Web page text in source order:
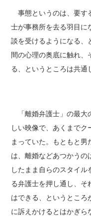
事態というのは、要す
士が事務所を去る羽目に
談を受けるようになる、
間の心理の奥底に触れ
る、というところは共通
「離婚弁護士」の最大
しい映像で、あくまで
まっていた。もともと
は、離婚などあつかうの
したまま自らのスタイ
る弁護士を押し通し、そ
はできる、というとこ
に訴えかけるとはかぎ